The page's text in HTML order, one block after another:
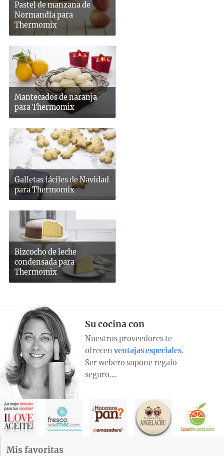
Pastel de manzana de
Normandía para
Thermomix
Mantecados de naranja
para Thermomix
Galletas fáciles de Navidad
para Thermomix
Bizcocho de leche
condensada para
Thermomix
Su cocina con
Nuestros proveedores te
ofrecen ventajas especiales.
Ser webero supone regalo
seguro….
Mis favoritas